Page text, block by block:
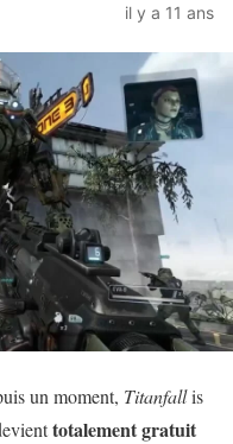
il y a 11 ans
un moment, Titanfallis
totalement gratuit